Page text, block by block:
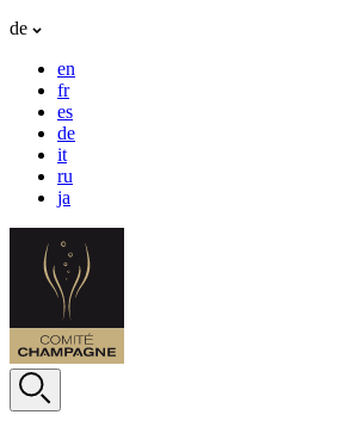
de
en
fr
es
de
it
ru
ja